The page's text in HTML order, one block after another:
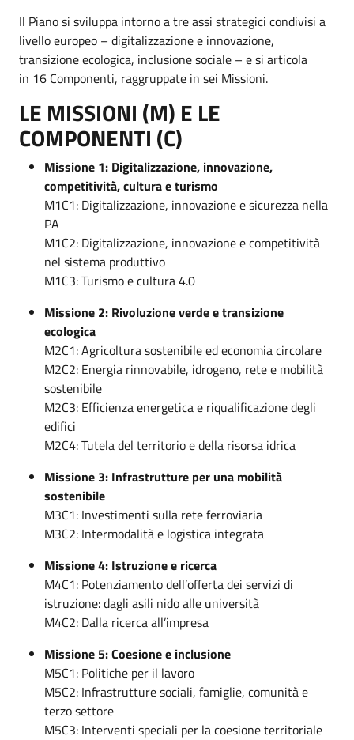
Il Piano si sviluppa intorno a tre assi strategici condivisi a
livello europeo – digitalizzazione e innovazione,
transizione ecologica, inclusione sociale – e si articola
in 16 Componenti, raggruppate in sei Missioni.
LE MISSIONI (M) E LE
COMPONENTI (C)
Missione 1: Digitalizzazione, innovazione,
competitività, cultura e turismo
M1C1: Digitalizzazione, innovazione e sicurezza nella
PA
M1C2: Digitalizzazione, innovazione e competitività
nel sistema produttivo
M1C3: Turismo e cultura 4.0
Missione 2: Rivoluzione verde e transizione
ecologica
M2C1: Agricoltura sostenibile ed economia circolare
M2C2: Energia rinnovabile, idrogeno, rete e mobilità
sostenibile
M2C3: Efficienza energetica e riqualificazione degli
edifici
M2C4: Tutela del territorio e della risorsa idrica
Missione 3: Infrastrutture per una mobilità
sostenibile
M3C1: Investimenti sulla rete ferroviaria
M3C2: Intermodalità e logistica integrata
Missione 4: Istruzione e ricerca
M4C1: Potenziamento dell’offerta dei servizi di
istruzione: dagli asili nido alle università
M4C2: Dalla ricerca all’impresa
Missione 5: Coesione e inclusione
M5C1: Politiche per il lavoro
M5C2: Infrastrutture sociali, famiglie, comunità e
terzo settore
M5C3: Interventi speciali per la coesione territoriale